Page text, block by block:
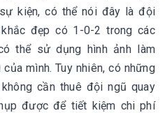
kiện, có thể nói đây là đội
đẹp có 1-0-2 trong các
thể sử dụng hình ảnh làm
mình. Tuy nhiên, có những
cần thuê đội ngũ quay
được để tiết kiệm chi phí